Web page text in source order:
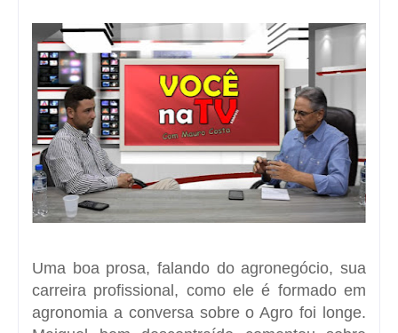
Uma boa prosa, falando do agronegócio, sua
carreira profissional, como ele é formado em
agronomia a conversa sobre o Agro foi longe.